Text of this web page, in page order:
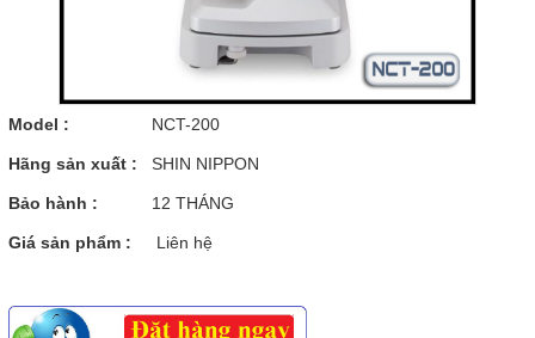
Model : NCT-200
Hãng sản xuất : SHIN NIPPON
Bảo hành : 12 THÁNG
Giá sản phẩm : Liên hệ